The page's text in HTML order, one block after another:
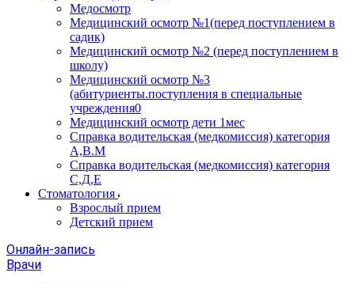
Медосмотр
Медицинский осмотр №1(перед поступлением в
садик)
Медицинский осмотр №2 (перед поступлением в
школу)
Медицинский осмотр №3
(абитуриенты.поступления в специальные
учреждения0
Медицинский осмотр дети 1мес
Справка водительская (медкомиссия) категория
А,В.М
Справка водительская (медкомиссия) категория
С,Д,Е
Стоматология
Взрослый прием
Детский прием
Онлайн-запись
Врачи